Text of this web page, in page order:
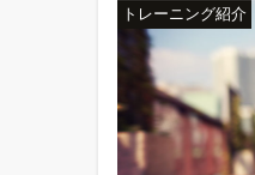
トレーニング紹介